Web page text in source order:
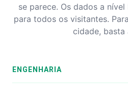
se parece. Os dados a
para todos os visitantes.
cidade, basta
ENGENHARIA